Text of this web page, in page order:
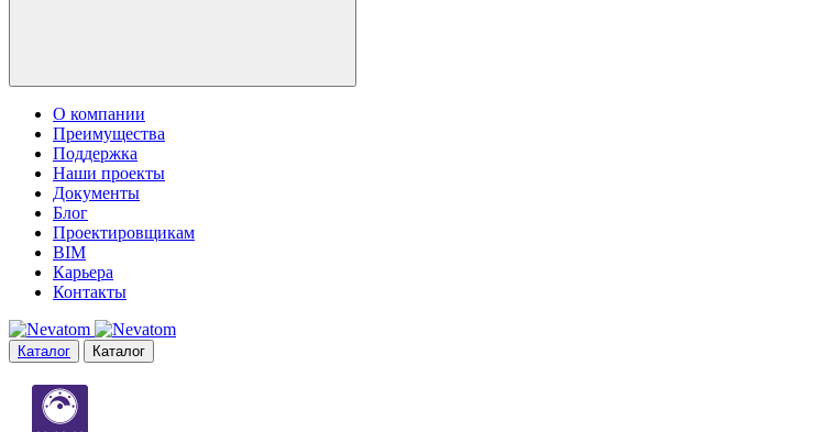
О компании
Преимущества
Поддержка
Наши проекты
Документы
Блог
Проектировщикам
BIM
Карьера
Контакты
Каталог Каталог